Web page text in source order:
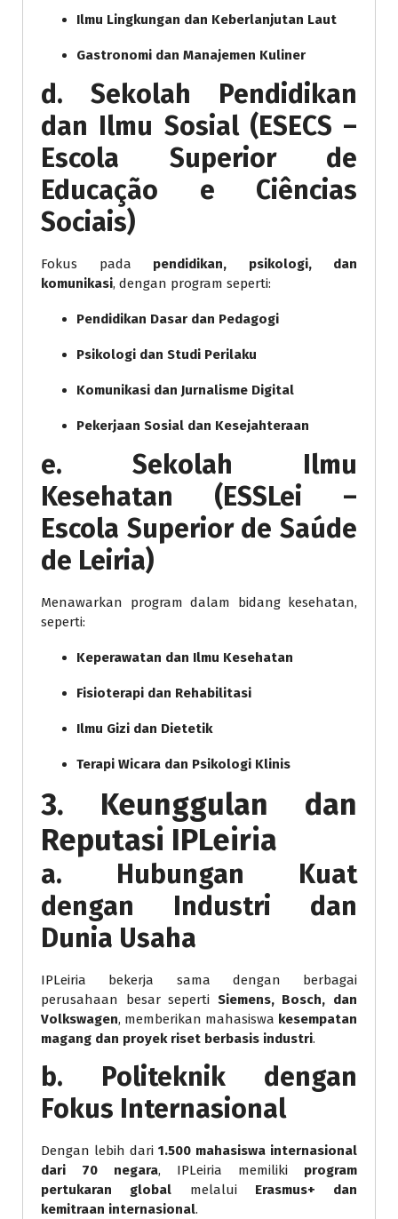
Ilmu Lingkungan dan Keberlanjutan Laut
Gastronomi dan Manajemen Kuliner
d. Sekolah Pendidikan
dan Ilmu Sosial (ESECS –
Escola Superior de
Educação e Ciências
Sociais)
Fokus pada pendidikan, psikologi, dan
komunikasi, dengan program seperti:
Pendidikan Dasar dan Pedagogi
Psikologi dan Studi Perilaku
Komunikasi dan Jurnalisme Digital
Pekerjaan Sosial dan Kesejahteraan
e. Sekolah Ilmu
Kesehatan (ESSLei –
Escola Superior de Saúde
de Leiria)
Menawarkan program dalam bidang kesehatan,
seperti:
Keperawatan dan Ilmu Kesehatan
Fisioterapi dan Rehabilitasi
Ilmu Gizi dan Dietetik
Terapi Wicara dan Psikologi Klinis
3. Keunggulan dan
Reputasi IPLeiria
a. Hubungan Kuat
dengan Industri dan
Dunia Usaha
IPLeiria bekerja sama dengan berbagai
perusahaan besar seperti Siemens, Bosch, dan
Volkswagen, memberikan mahasiswa kesempatan
magang dan proyek riset berbasis industri.
b. Politeknik dengan
Fokus Internasional
Dengan lebih dari 1.500 mahasiswa internasional
dari 70 negara, IPLeiria memiliki program
pertukaran global melalui Erasmus+ dan
kemitraan internasional.